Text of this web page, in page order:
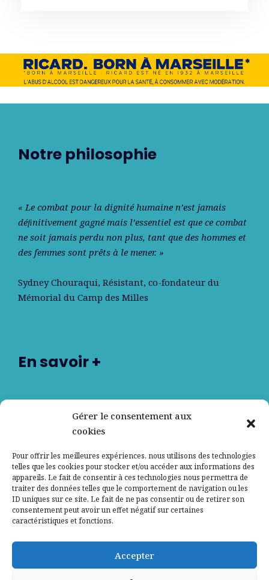
Gérer le consentement aux
cookies
Pour offrir les meilleures expériences, nous utilisons des technologies
telles que les cookies pour stocker et/ou accéder aux informations des
appareils. Le fait de consentir à ces technologies nous permettra de
traiter des données telles que le comportement de navigation ou les
ID uniques sur ce site. Le fait de ne pas consentir ou de retirer son
consentement peut avoir un effet négatif sur certaines
caractéristiques et fonctions.
Accepter
Notre philosophie
« Le combat pour la dignité humaine n’est jamais
déﬁnitivement gagné mais l’essentiel est que ce combat
ne soit jamais perdu non plus, tant que des hommes et
des femmes sont prêts à le mener. »
Sydney Chouraqui, Résistant, co-fondateur du
Mémorial du Camp des Milles
En savoir +
Nos partenaires
Contactez-nous
Mentions légales